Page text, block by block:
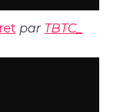
par TBTC_